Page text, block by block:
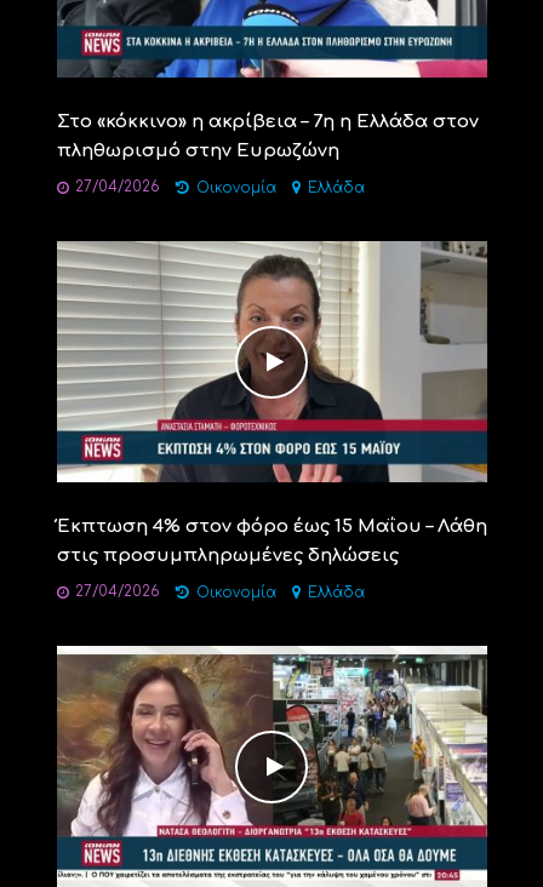
Στο «κόκκινο» η ακρίβεια – 7η η Ελλάδα στον
πληθωρισμό στην Ευρωζώνη
27/04/2026 Οικονομία Ελλάδα
Έκπτωση 4% στον φόρο έως 15 Μαΐου – Λάθη
στις προσυμπληρωμένες δηλώσεις
27/04/2026 Οικονομία Ελλάδα